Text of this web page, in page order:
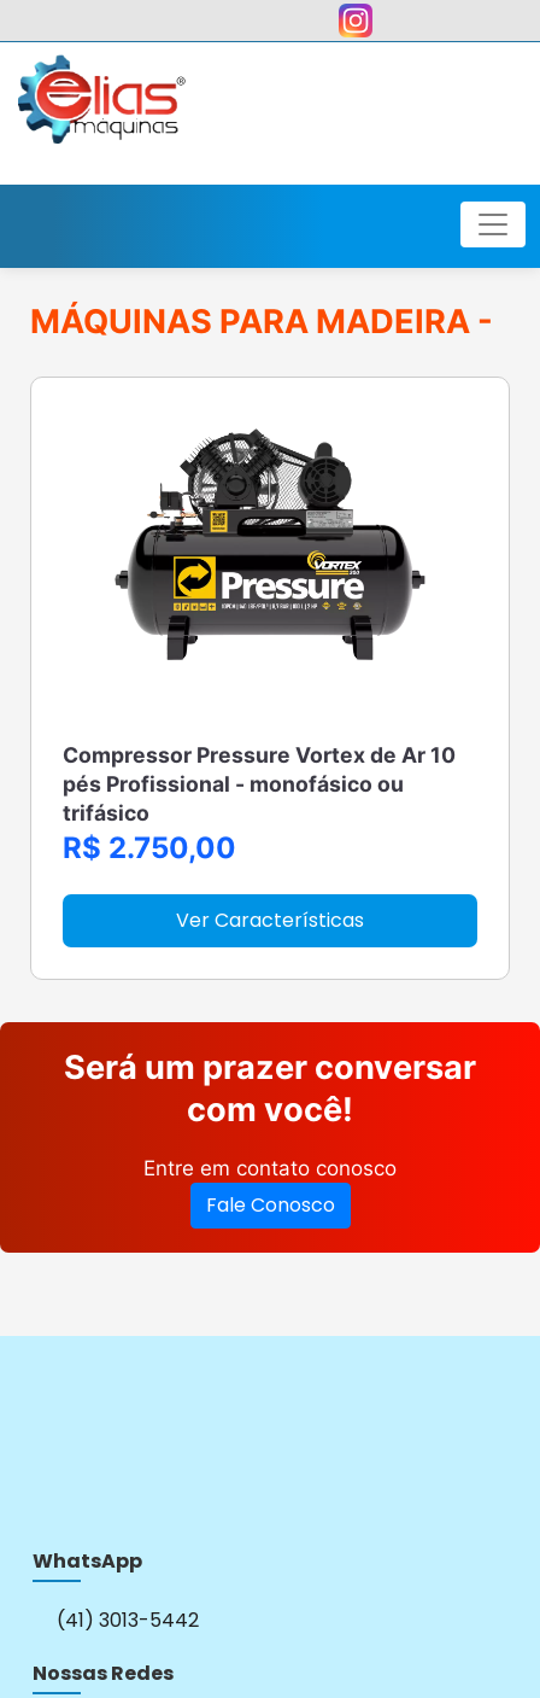
MÁQUINAS PARA MADEIRA -
Compressor Pressure Vortex de Ar 10
pés Profissional - monofásico ou
trifásico
R$ 2.750,00
Ver Características
Será um prazer conversar
com você!
Entre em contato conosco
Fale Conosco
WhatsApp
(41) 3013-5442
Nossas Redes